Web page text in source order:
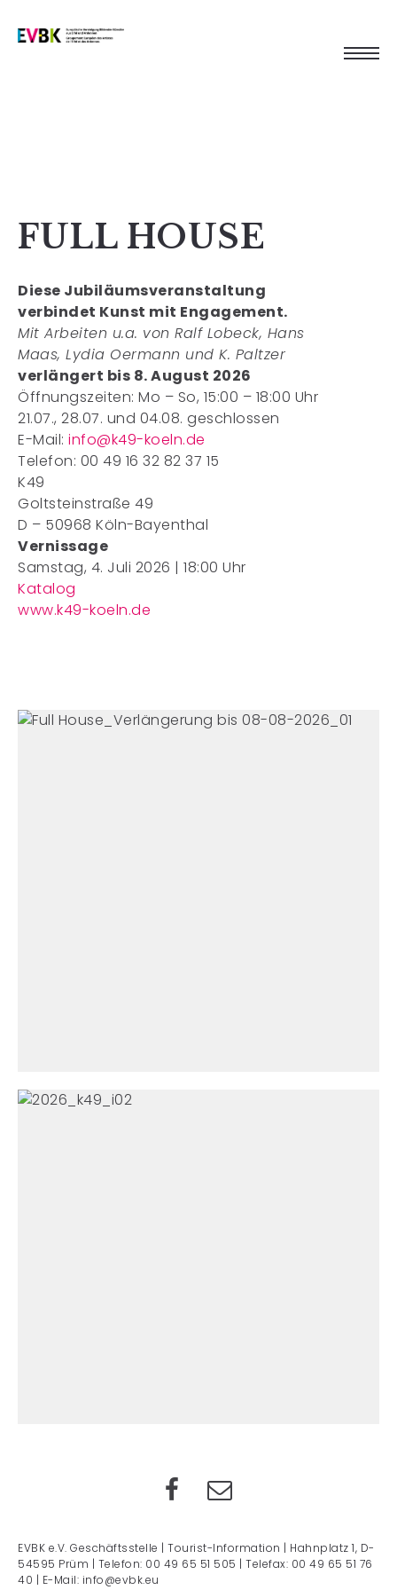
FULL HOUSE
Diese Jubiläumsveranstaltung
verbindet Kunst mit Engagement.
Mit Arbeiten u.a. von Ralf Lobeck, Hans
Maas, Lydia Oermann und K. Paltzer
verlängert bis 8. August 2026
Öffnungszeiten: Mo – So, 15:00 – 18:00 Uhr
21.07., 28.07. und 04.08. geschlossen
E-Mail: info@k49-koeln.de
Telefon: 00 49 16 32 82 37 15
K49
Goltsteinstraße 49
D – 50968 Köln-Bayenthal
Vernissage
Samstag, 4. Juli 2026 | 18:00 Uhr
Katalog
www.k49-koeln.de
EVBK e.V. Geschäftsstelle | Tourist-Information | Hahnplatz 1, D-
54595 Prüm | Telefon: 00 49 65 51 505 | Telefax: 00 49 65 51 76
40 | E-Mail: info@evbk.eu